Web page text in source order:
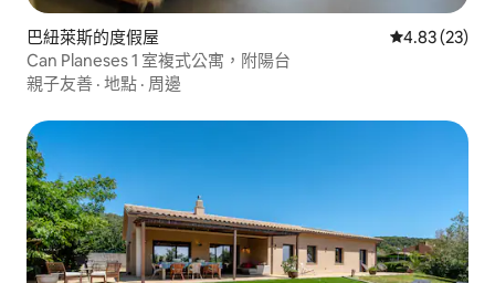
巴紐萊斯的度假屋 從 23 則評價
4.83 (23)
Can Planeses 1 室複式公寓，附陽台
親子友善 · 地點 · 周邊